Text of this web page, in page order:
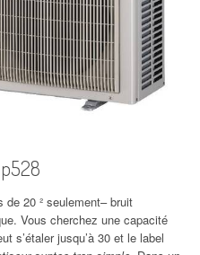
20 ² seulement– bruit
Vous cherchez une capacité
s’étaler jusqu’à 30 et le label